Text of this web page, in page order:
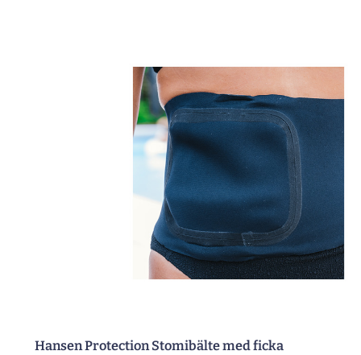
Hansen Protection Stomibälte med ficka